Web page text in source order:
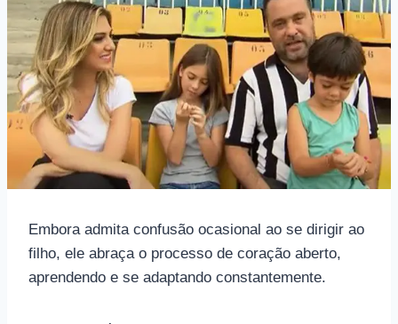
Embora admita confusão ocasional ao se dirigir ao
filho, ele abraça o processo de coração aberto,
aprendendo e se adaptando constantemente.